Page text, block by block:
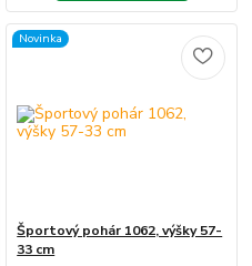
Novinka
Športový pohár 1062, výšky 57-
33 cm